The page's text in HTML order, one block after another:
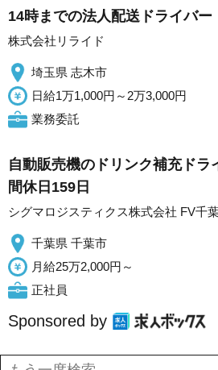
14時までの法人配送ドライバー
株式会社リライド
埼玉県 志木市
日給1万1,000円～2万3,000円
業務委託
自動販売機のドリンク補充ドラ
間休日159日
シグマロジスティクス株式会社 FV千
千葉県 千葉市
月給25万2,000円～
正社員
Sponsored by